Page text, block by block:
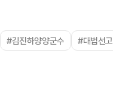
#김진하양양군수 #대법선고